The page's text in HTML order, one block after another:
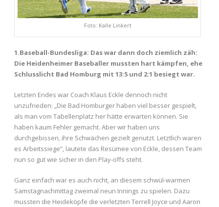
Foto: Kalle Linkert
1.Baseball-Bundesliga: Das war dann doch ziemlich zäh:
Die Heidenheimer Baseballer mussten hart kämpfen, ehe
Schlusslicht Bad Homburg mit 13:5 und 2:1 besiegt war.
Letzten Endes war Coach Klaus Eckle dennoch nicht
unzufrieden: „Die Bad Homburger haben viel besser gespielt,
als man vom Tabellenplatz her hätte erwarten können. Sie
haben kaum Fehler gemacht. Aber wir haben uns
durchgebissen, ihre Schwächen gezielt genutzt. Letztlich waren
es Arbeitssiege“, lautete das Resümee von Eckle, dessen Team
nun so gut wie sicher in den Play-offs steht.
Ganz einfach war es auch nicht, an diesem schwül-warmen
Samstagnachmittag zweimal neun Innings zu spielen. Dazu
mussten die Heideköpfe die verletzten Terrell Joyce und Aaron